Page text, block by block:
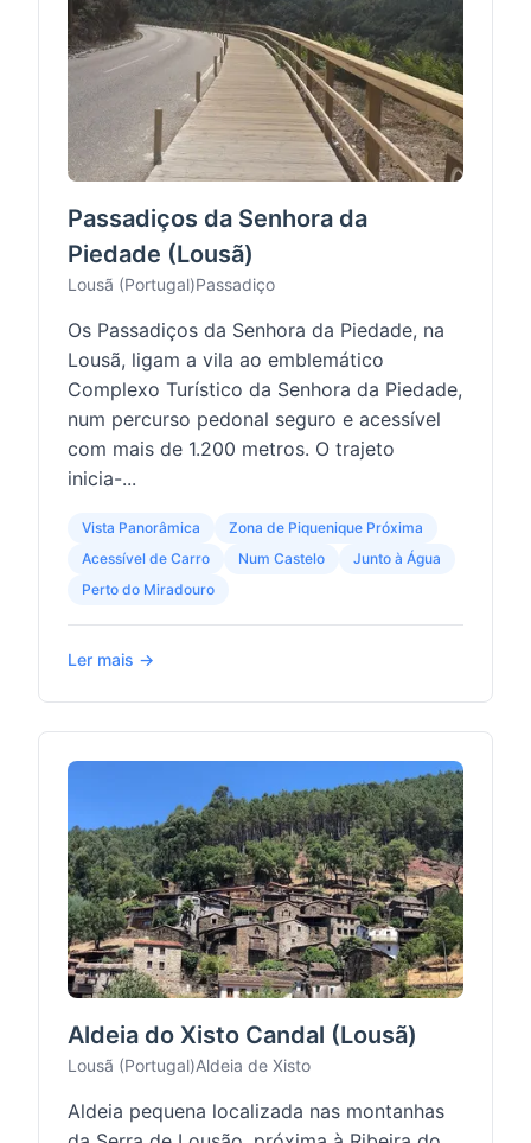
Passadiços da Senhora da
Piedade (Lousã)
Lousã (Portugal)Passadiço
Os Passadiços da Senhora da Piedade, na
Lousã, ligam a vila ao emblemático
Complexo Turístico da Senhora da Piedade,
num percurso pedonal seguro e acessível
com mais de 1.200 metros. O trajeto
inicia-...
Vista Panorâmica
Zona de Piquenique Próxima
Acessível de Carro
Num Castelo
Junto à Água
Perto do Miradouro
Ler mais →
Aldeia do Xisto Candal (Lousã)
Lousã (Portugal)Aldeia de Xisto
Aldeia pequena localizada nas montanhas